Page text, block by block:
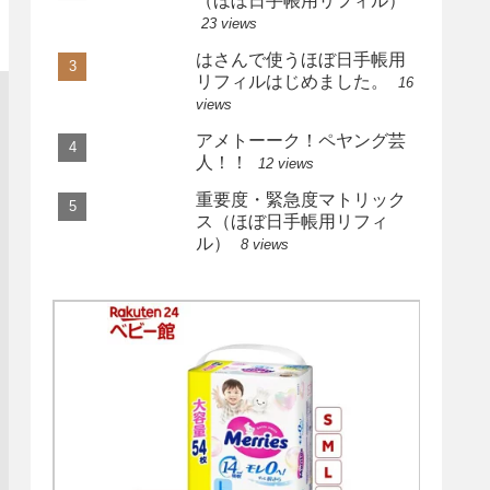
23 views
はさんで使うほぼ日手帳用
リフィルはじめました。
16
views
アメトーーク！ペヤング芸
人！！
12 views
重要度・緊急度マトリック
ス（ほぼ日手帳用リフィ
ル）
8 views